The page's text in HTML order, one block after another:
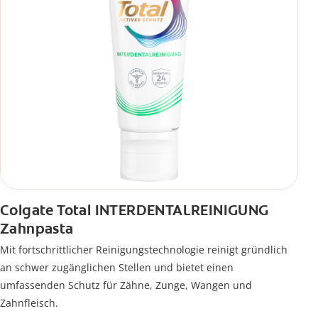
Colgate Total INTERDENTALREINIGUNG
Zahnpasta
Mit fortschrittlicher Reinigungstechnologie reinigt gründlich
an schwer zugänglichen Stellen und bietet einen
umfassenden Schutz für Zähne, Zunge, Wangen und
Zahnfleisch.